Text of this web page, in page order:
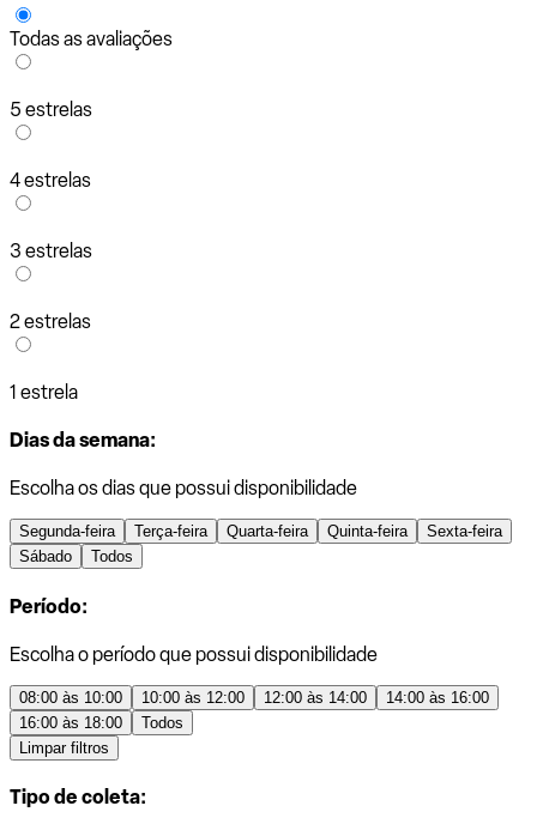
Todas as avaliações
5 estrelas
4 estrelas
3 estrelas
2 estrelas
1 estrela
Dias da semana:
Escolha os dias que possui disponibilidade
Segunda-feira Terça-feira Quarta-feira Quinta-feira
Sexta-feira
Sábado
Todos
Período:
Escolha o período que possui disponibilidade
08:00 às 10:00 10:00 às 12:00 12:00 às 14:00
14:00 às 16:00
16:00 às 18:00
Todos
Limpar filtros
Tipo de coleta: